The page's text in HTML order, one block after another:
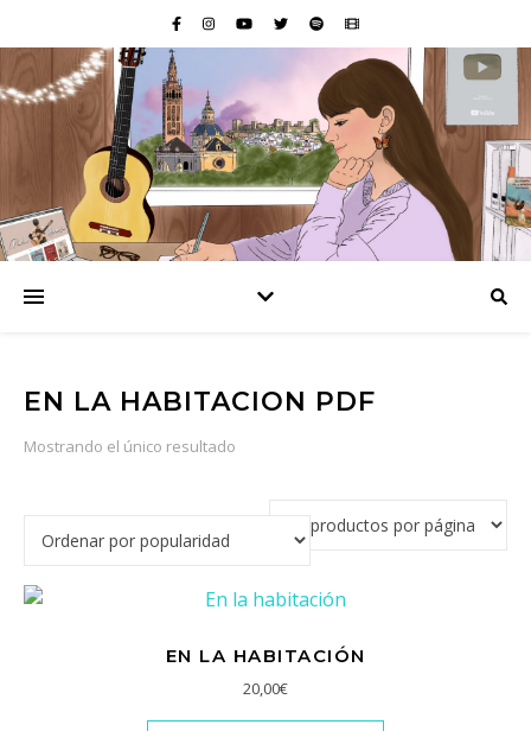
EN LA HABITACION PDF
Mostrando el único resultado
EN LA HABITACIÓN
20,00€